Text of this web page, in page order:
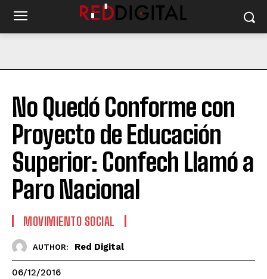
No Quedó Conforme con
Proyecto de Educación
Superior: Confech Llamó a
Paro Nacional
MOVIMIENTO SOCIAL
AUTHOR: Red Digital
06/12/2016